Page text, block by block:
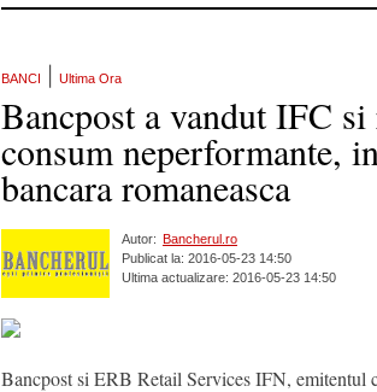
BANCI Ultima Ora
Bancpost a vandut IFC
consum neperformante,
bancara romaneasca
Autor:
Bancherul.ro
Publicat la: 2016-05-23 14:50
Ultima actualizare: 2016-05-23 14:50
Bancpost si ERB Retail Services IFN, emitentul